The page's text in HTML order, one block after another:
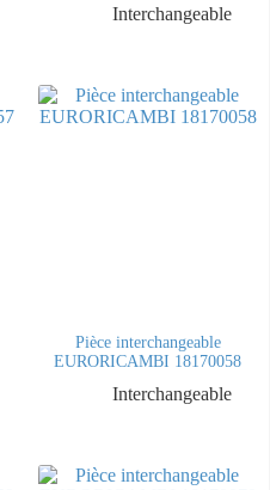
Interchangeable
Pièce interchangeable
EURORICAMBI 18170058
Interchangeable